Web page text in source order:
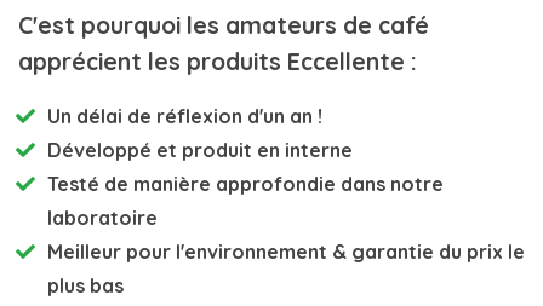
C'est pourquoi les amateurs de café
apprécient les produits Eccellente :
Un délai de réflexion d'un an !
Développé et produit en interne
Testé de manière approfondie dans notre
laboratoire
Meilleur pour l'environnement & garantie du prix le
plus bas